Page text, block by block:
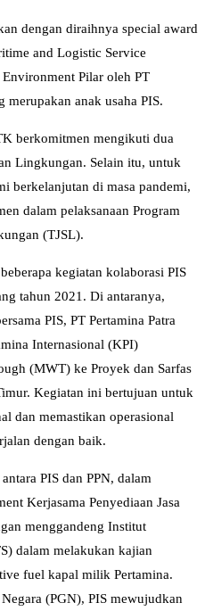
dengan diraihnya special award
and Logistic Service
Pilar oleh PT
merupakan anak usaha PIS.
berkomitmen mengikuti dua
Lingkungan. Selain itu, untuk
berkelanjutan di masa pandemi,
dalam pelaksanaan Program
(TJSL).
kegiatan kolaborasi PIS
tahun 2021. Di antaranya,
PIS, PT Pertamina Patra
Internasional (KPI)
(MWT) ke Proyek dan Sarfas
Kegiatan ini bertujuan untuk
dan memastikan operasional
dengan baik.
PIS dan PPN, dalam
Kerjasama Penyediaan Jasa
menggandeng Institut
dalam melakukan kajian
fuel kapal milik Pertamina.
(PGN), PIS mewujudkan